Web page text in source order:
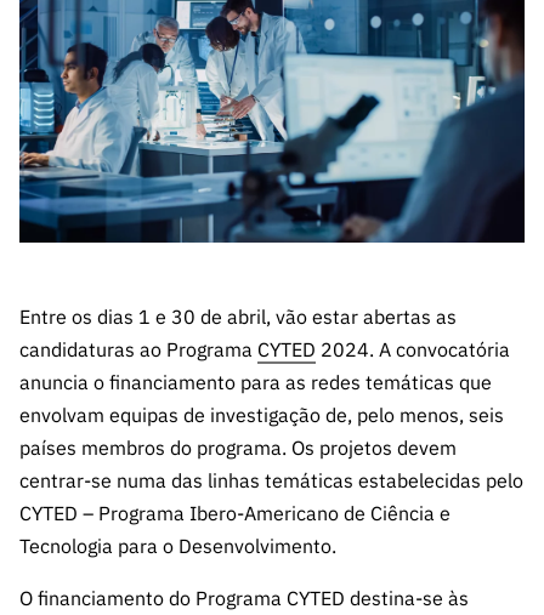
es de I&D
Infraestru
turas
Outros
Apoios
es I&D
Infraestru
turas
Prémios
Outros
Apoios
e Informação
Acesso a dados
estatísticos para fins
científicos – Protocolo
Balcão da Ciência
Newsletter
Agenda
Publicações
Identidade
de Marca
Subscrever
Newsletter
Subscrever
Direct Mail
de
90 Segundos
de Ciência
Subscrever
Direct Mail
de
Concursos
Comunicado
Transparência
Estudos e Planeamento
Estratégico
Documentos de Gestão
Contactos
LINKS
RÁPIDOS
A FCT em
Números
Acreditaç
ão,
Certificaç
ão e
Fiscais
Recrutam
ento,
Aquisição
de
Serviços e
Parcerias
Manifesta
Entre os dias 1 e 30 de abril, vão estar abertas as
candidaturas ao Programa CYTED 2024. A convocatória
anuncia o financiamento para as redes temáticas que
envolvam equipas de investigação de, pelo menos, seis
países membros do programa. Os projetos devem
centrar-se numa das linhas temáticas estabelecidas pelo
CYTED – Programa Ibero-Americano de Ciência e
Tecnologia para o Desenvolvimento.
O financiamento do Programa CYTED destina-se às